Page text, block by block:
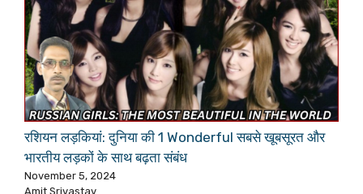
रशियन लड़कियां: दुनिया की 1 Wonderful सबसे खूबसूरत और
भारतीय लड़कों के साथ बढ़ता संबंध
November 5, 2024
Amit Srivastav